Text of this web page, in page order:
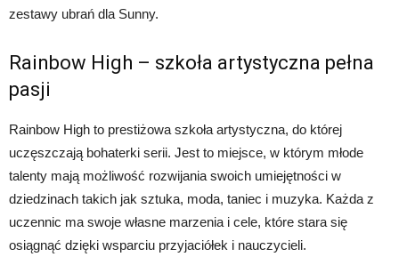
zestawy ubrań dla Sunny.
Rainbow High – szkoła artystyczna pełna
pasji
Rainbow High to prestiżowa szkoła artystyczna, do której
uczęszczają bohaterki serii. Jest to miejsce, w którym młode
talenty mają możliwość rozwijania swoich umiejętności w
dziedzinach takich jak sztuka, moda, taniec i muzyka. Każda z
uczennic ma swoje własne marzenia i cele, które stara się
osiągnąć dzięki wsparciu przyjaciółek i nauczycieli.